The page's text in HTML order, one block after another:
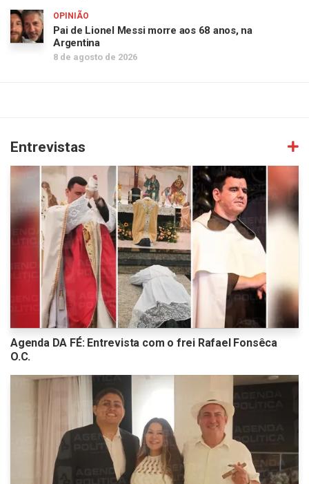
OPINIÃO
Pai de Lionel Messi morre aos 68 anos, na
Argentina
8 de agosto de 2026
Entrevistas
Agenda DA FÉ: Entrevista com o frei Rafael Fonsêca
O.C.